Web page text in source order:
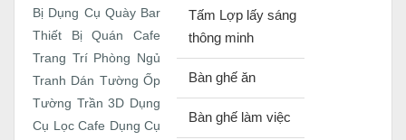
Bị Dụng Cụ Quày Bar
Thiết Bị Quán Cafe
Trang Trí Phòng Ngủ
Tranh Dán Tường Ốp
Tường Trần 3D Dụng
Cụ Lọc Cafe Dụng Cụ
Tấm Lợp lấy sáng
thông minh
Bàn ghế ăn
Bàn ghế làm việc